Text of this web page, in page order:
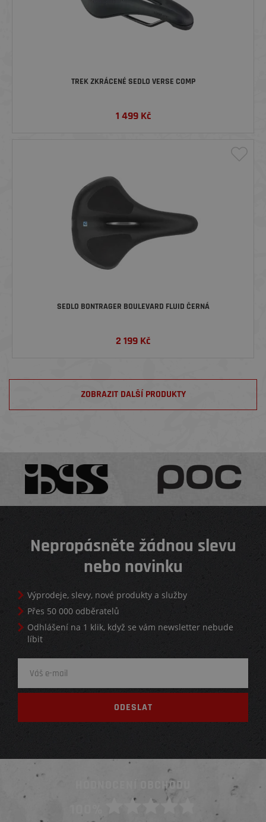
TREK ZKRÁCENÉ SEDLO VERSE COMP
1 499Kč
SEDLO BONTRAGER BOULEVARD FLUID ČERNÁ
2 199 Kč
ZOBRAZIT DALŠÍ PRODUKTY
Nepropásněte žádnou slevu
nebo novinku
Výprodeje, slevy, nové produkty a služby
Přes 50 000 odběratelů
Odhlášení na 1 klik, když se vám newsletter nebude
líbit
HODNOCENÍ OBCHODU